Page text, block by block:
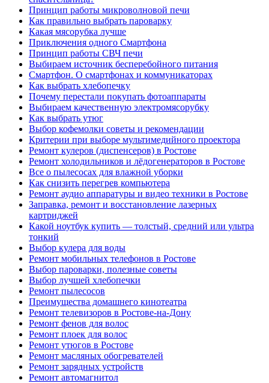
Принцип работы микроволновой печи
Как правильно выбрать пароварку
Какая мясорубка лучше
Приключения одного Смартфона
Принцип работы СВЧ печи
Выбираем источник бесперебойного питания
Смартфон. О смартфонах и коммуникаторах
Как выбрать хлебопечку
Почему перестали покупать фотоаппараты
Выбираем качественную электромясорубку
Как выбрать утюг
Выбор кофемолки советы и рекомендации
Критерии при выборе мультимедийного проектора
Ремонт кулеров (диспенсеров) в Ростове
Ремонт холодильников и лёдогенераторов в Ростове
Все о пылесосах для влажной уборки
Как снизить перегрев компьютера
Ремонт аудио аппаратуры и видео техники в Ростове
Заправка, ремонт и восстановление лазерных
картриджей
Какой ноутбук купить — толстый, средний или ультра
тонкий
Выбор кулера для воды
Ремонт мобильных телефонов в Ростове
Выбор пароварки, полезные советы
Выбор лучшей хлебопечки
Ремонт пылесосов
Преимущества домашнего кинотеатра
Ремонт телевизоров в Ростове-на-Дону
Ремонт фенов для волос
Ремонт плоек для волос
Ремонт утюгов в Ростове
Ремонт масляных обогревателей
Ремонт зарядных устройств
Ремонт автомагнитол